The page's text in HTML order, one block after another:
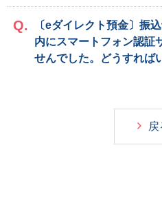
〔eダイレクト預金〕振
内にスマートフォン認証
せんでした。どうすれば
戻